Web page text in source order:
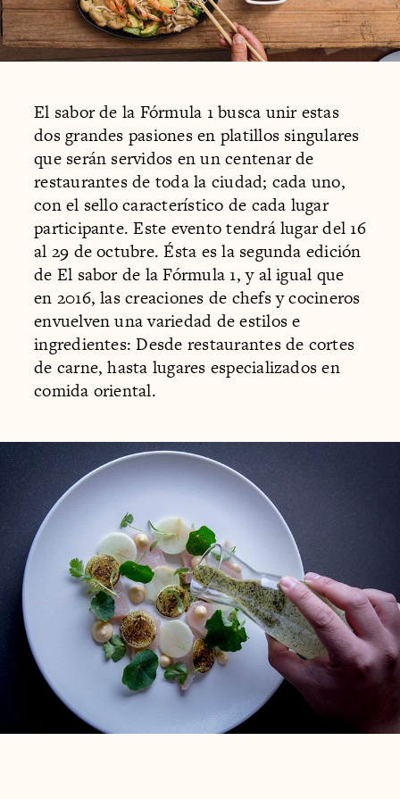
El sabor de la Fórmula 1 busca unir estas
dos grandes pasiones en platillos singulares
que serán servidos en un centenar de
restaurantes de toda la ciudad; cada uno,
con el sello característico de cada lugar
participante. Este evento tendrá lugar del 16
al 29 de octubre. Ésta es la segunda edición
de El sabor de la Fórmula 1, y al igual que
en 2016, las creaciones de chefs y cocineros
envuelven una variedad de estilos e
ingredientes: Desde restaurantes de cortes
de carne, hasta lugares especializados en
comida oriental.